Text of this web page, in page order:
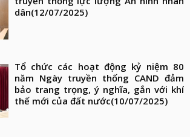
dân(12/07/2025)
Tổ chức các hoạt động kỷ niệm 80
năm Ngày truyền thống CAND đảm
bảo trang trọng, ý nghĩa, gắn với khí
thế mới của đất nước(10/07/2025)